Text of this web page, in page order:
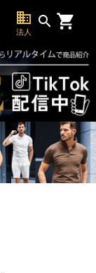
business
法人
search